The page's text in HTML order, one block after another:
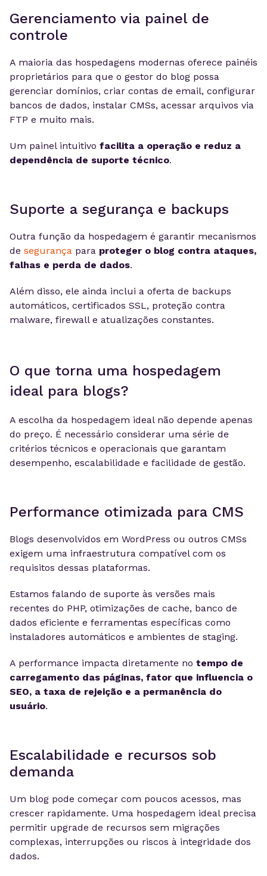
Gerenciamento via painel de
controle
A maioria das hospedagens modernas oferece painéis
proprietários para que o gestor do blog possa
gerenciar domínios, criar contas de email, configurar
bancos de dados, instalar CMSs, acessar arquivos via
FTP e muito mais.
Um painel intuitivo facilita a operação e reduz a
dependência de suporte técnico.
Suporte a segurança e backups
Outra função da hospedagem é garantir mecanismos
de segurança para proteger o blog contra ataques,
falhas e perda de dados.
Além disso, ele ainda inclui a oferta de backups
automáticos, certificados SSL, proteção contra
malware, firewall e atualizações constantes.
O que torna uma hospedagem
ideal para blogs?
A escolha da hospedagem ideal não depende apenas
do preço. É necessário considerar uma série de
critérios técnicos e operacionais que garantam
desempenho, escalabilidade e facilidade de gestão.
Performance otimizada para CMS
Blogs desenvolvidos em WordPress ou outros CMSs
exigem uma infraestrutura compatível com os
requisitos dessas plataformas.
Estamos falando de suporte às versões mais
recentes do PHP, otimizações de cache, banco de
dados eficiente e ferramentas específicas como
instaladores automáticos e ambientes de staging.
A performance impacta diretamente no tempo de
carregamento das páginas, fator que influencia o
SEO, a taxa de rejeição e a permanência do
usuário.
Escalabilidade e recursos sob
demanda
Um blog pode começar com poucos acessos, mas
crescer rapidamente. Uma hospedagem ideal precisa
permitir upgrade de recursos sem migrações
complexas, interrupções ou riscos à integridade dos
dados.